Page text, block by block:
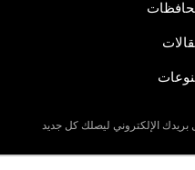
الإلكتروني ليصلك كل جديد